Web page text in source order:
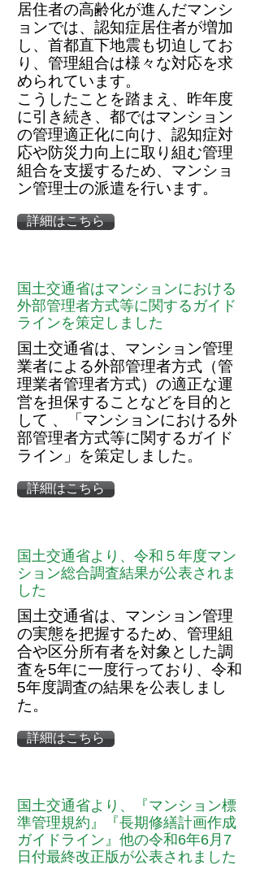
居住者の高齢化が進んだマンシ
ョンでは、認知症居住者が増加
し、首都直下地震も切迫してお
り、管理組合は様々な対応を求
められています。
こうしたことを踏まえ、昨年度
に引き続き、都ではマンション
の管理適正化に向け、認知症対
応や防災力向上に取り組む管理
組合を支援するため、マンショ
ン管理士の派遣を行います。
詳細はこちら
国土交通省はマンションにおける
外部管理者方式等に関するガイド
ラインを策定しました
国土交通省は、マンション管理
業者による外部管理者方式（管
理業者管理者方式）の適正な運
営を担保することなどを目的と
して 、「マンションにおける外
部管理者方式等に関するガイド
ライン」を策定しました。
詳細はこちら
国土交通省より、令和５年度マン
ション総合調査結果が公表されま
した
国土交通省は、 マンション管理
の実態を把握するため、管理組
合や区分所有者を対象とした調
査を5年に一度行っており、令和
5年度調査の結果を公表しまし
た。
詳細はこちら
国土交通省より、『マンション標
準管理規約』『長期修繕計画作成
ガイドライン』他の令和6年6月7
日付最終改正版が公表されました